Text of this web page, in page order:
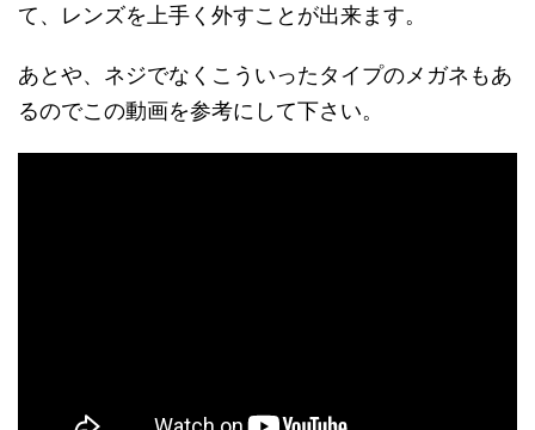
て、レンズを上手く外すことが出来ます。
あとや、ネジでなくこういったタイプのメガネもあ
るのでこの動画を参考にして下さい。